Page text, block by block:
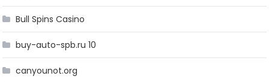
Bull Spins Casino
buy-auto-spb.ru 10
canyounot.org